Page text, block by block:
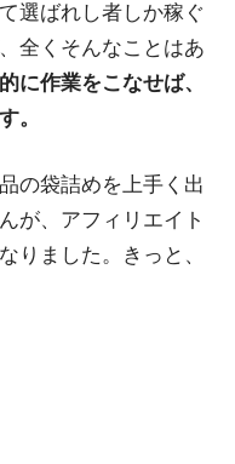
選ばれし者しか稼ぐ
全くそんなことはあ
に作業をこなせば、
。
の袋詰めを上手く出
が、アフィリエイト
りました。きっと、